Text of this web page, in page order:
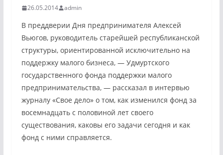
26.05.2014 admin
В преддверии Дня предпринимателя Алексей
Вьюгов, руководитель старейшей республиканской
структуры, ориентированной исключительно на
поддержку малого бизнеса, — Удмуртского
государственного фонда поддержки малого
предпринимательства, — рассказал в интервью
журналу «Свое дело» о том, как изменился фонд за
восемнадцать с половиной лет своего
существования, каковы его задачи сегодня и как
фонд с ними справляется.